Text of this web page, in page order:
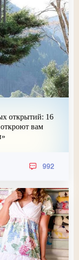
открытий: 16
вам
992